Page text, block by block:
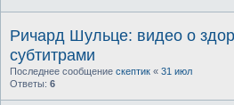
Ричард Шульце: видео о
субтитрами
Последнее сообщение скептик « 31 июл
Ответы: 6